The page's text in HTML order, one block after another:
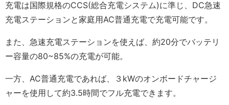
充電は国際規格のCCS(総合充電システム)に準じ、DC急速
充電ステーションと家庭用AC普通充電で充電可能です。
また、急速充電ステーションを使えば、約20分でバッテリ
ー容量の80~85%の充電が可能。
一方、AC普通充電であれば、３kWのオンボードチャージ
ャーを使用して約3.5時間でフル充電できます。